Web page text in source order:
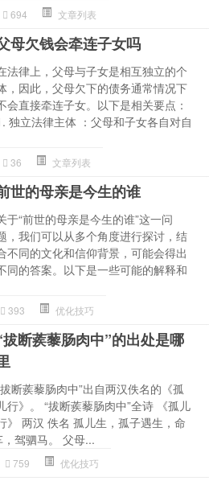
694 文章列表
母欠钱会牵连子女吗
法律上，父母与子女是相互独立的个
，因此，父母欠下的债务通常情况下
会直接牵连子女。以下是相关要点：
独立法律主体 ：父母和子女各自对自
36 文章列表
世的母亲是今生的谁
于“前世的母亲是今生的谁”这一问
，我们可以从多个角度进行探讨，结
不同的文化和信仰背景，可能会得出
同的答案。以下是一些可能的解释和
393 优化技巧
拔断蒺藜肠肉中”的出处是哪
断蒺藜肠肉中”出自两汉佚名的《孤
行》。 “拔断蒺藜肠肉中”全诗 《孤儿
》 两汉 佚名 孤儿生，孤子遇生，命
驾驷马。 父母...
759 优化技巧